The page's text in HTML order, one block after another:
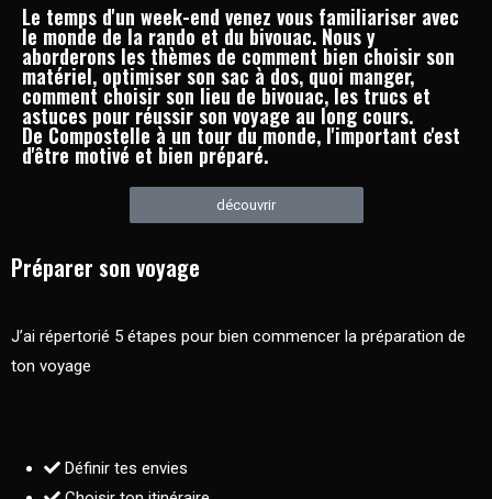
Le temps d'un week-end venez vous familiariser avec
le monde de la rando et du bivouac. Nous y
aborderons les thèmes de comment bien choisir son
matériel, optimiser son sac à dos, quoi manger,
comment choisir son lieu de bivouac, les trucs et
astuces pour réussir son voyage au long cours.
De Compostelle à un tour du monde, l'important c'est
d'être motivé et bien préparé.
découvrir
Préparer son voyage
J’ai répertorié 5 étapes pour bien commencer la préparation de
ton voyage
Définir tes envies